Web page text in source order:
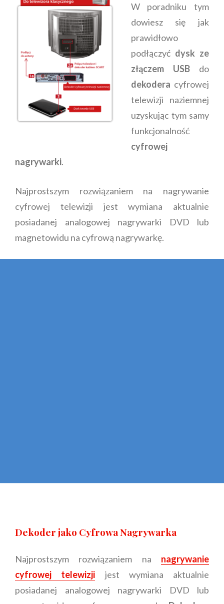
W poradniku tym
dowiesz się jak
prawidłowo
podłączyć dysk ze
złączem USBdo
dekodera cyfrowej
telewizji naziemnej
uzyskując tym samy
funkcjonalność
cyfrowej
nagrywarki.
Najprostszym rozwiązaniem na nagrywanie
cyfrowej telewizji jest wymiana aktualnie
posiadanej analogowej nagrywarki DVD lub
magnetowidu na cyfrową nagrywarkę.
Dekoder jako Cyfrowa Nagrywarka
Najprostszym rozwiązaniem na nagrywanie
cyfrowej telewizji jest wymiana aktualnie
posiadanej analogowej nagrywarki DVD lub